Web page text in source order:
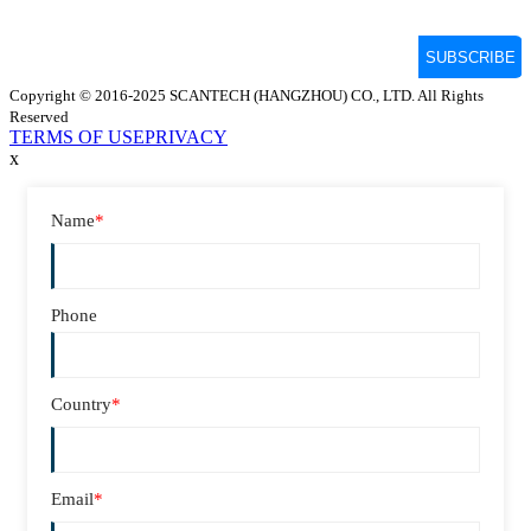
Copyright © 2016-2025 SCANTECH (HANGZHOU) CO., LTD. All Rights
Reserved
TERMS OF USEPRIVACY
x
Name*
Phone
Country*
Email*